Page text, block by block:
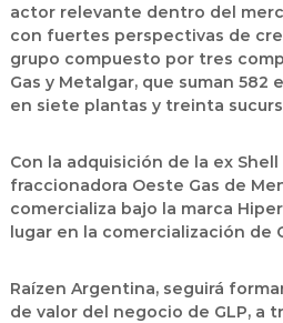
actor relevante dentro del
con fuertes perspectivas de
grupo compuesto por tres
Gas y Metalgar, que suman
en siete plantas y treinta
Con la adquisición de la ex Shell
fraccionadora Oeste Gas de
comercializa bajo la marca
lugar en la comercialización de
Raízen Argentina, seguirá
de valor del negocio de GLP, a